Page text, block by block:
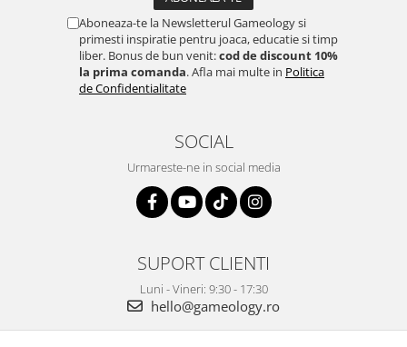
Aboneaza-te la Newsletterul Gameology si
primesti inspiratie pentru joaca, educatie si timp
liber. Bonus de bun venit:cod de discount 10%
la prima comanda. Afla mai multe in Politica
de Confidentialitate
SOCIAL
Urmareste-ne in social media
SUPORT CLIENTI
Luni - Vineri: 9:30 - 17:30
hello@gameology.ro